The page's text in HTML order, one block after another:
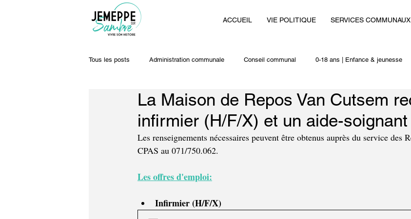
ACCUEIL VIE POLITIQUE SERVICES COMMUNAUX
Tous les posts Administration communale Conseil communal 0-18 ans | Enfance & jeunesse
Travaux & voiries Offres d'emploi Autres actualités
La Maison de Repos Van Cutsem
infirmier (H/F/X) et un aide-
Les renseignements nécessaires peuvent être obtenus auprès du service des
CPAS au 071/750.062.
Les offres d'emploi:
Infirmier (H/F/X)